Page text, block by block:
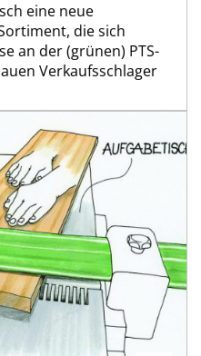
eine neue
die sich
an der (grünen) PTS-
Verkaufsschlager